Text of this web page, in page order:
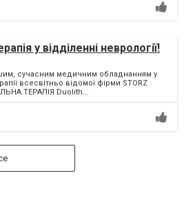
у відділенні неврології!
сучасним медичним обладнанням у
всесвітньо відомої фірми STORZ
ТЕРАПІЯ Duolith...